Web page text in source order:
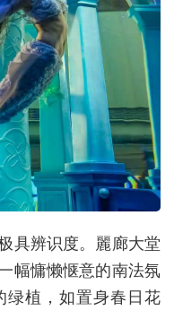
具辨识度。麗廊大堂
幅慵懒惬意的南法氛
绿植，如置身春日花